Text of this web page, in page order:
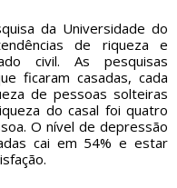
da Universidade do
de riqueza e
civil. As pesquisas
ficaram casadas, cada
de pessoas solteiras
do casal foi quatro
O nível de depressão
cai em 54% e estar